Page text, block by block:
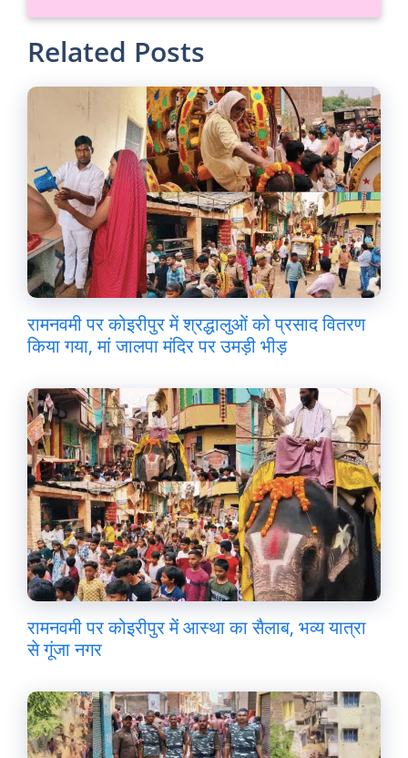
Related Posts
रामनवमी पर कोइरीपुर में श्रद्धालुओं को प्रसाद वितरण
किया गया, मां जालपा मंदिर पर उमड़ी भीड़
रामनवमी पर कोइरीपुर में आस्था का सैलाब, भव्य यात्रा
से गूंजा नगर